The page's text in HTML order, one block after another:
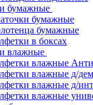
бумажные
бумажные
бумажные
в боксах
влажные
влажные
влажные д/
влажные д/
влажные